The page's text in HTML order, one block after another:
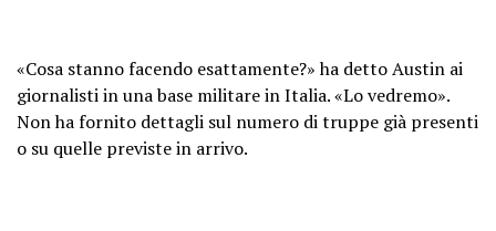
«Cosa stanno facendo esattamente?» ha detto Austin ai
giornalisti in una base militare in Italia. «Lo vedremo».
Non ha fornito dettagli sul numero di truppe già presenti
o su quelle previste in arrivo.